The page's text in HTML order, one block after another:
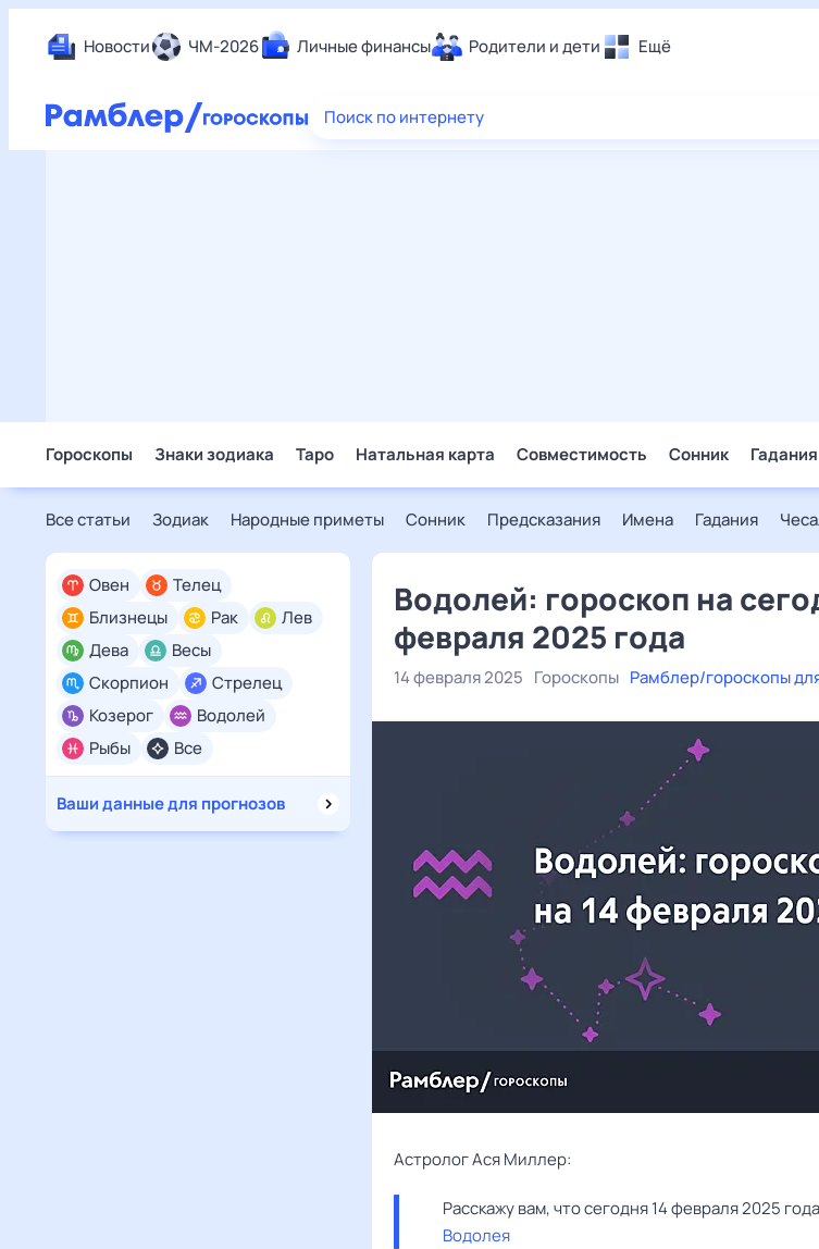
Новости ЧМ-2026 Личные финансы Родители и дети Ещё
Еда
Поиск по интернету
Гороскопы Знаки зодиака Таро Натальная карта Совместимость Сонник Гадания
Все статьи Зодиак Народные приметы Сонник Предсказания Имена Гадания
Все
Овен
Телец
Близнецы
Рак
Лев
Дева
Весы
Скорпион
Стрелец
Козерог
Водолей
Рыбы
Ваши данные для прогнозов
Водолей: гороскоп на
февраля 2025 года
14 февраля 2025 Гороскопы Рамблер/гороскопы
Астролог Ася Миллер:
Водолея